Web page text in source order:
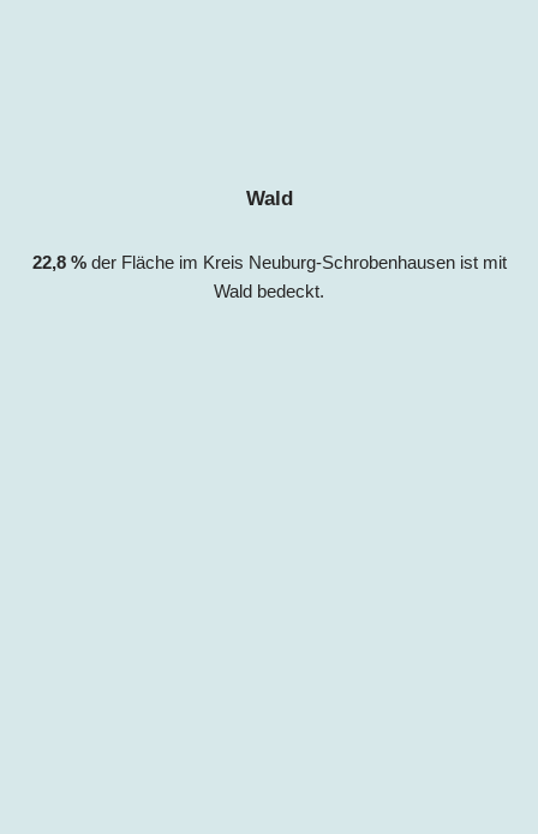
Wald
22,8 %der Fläche im Kreis Neuburg-Schrobenhausen ist mit
Wald bedeckt.